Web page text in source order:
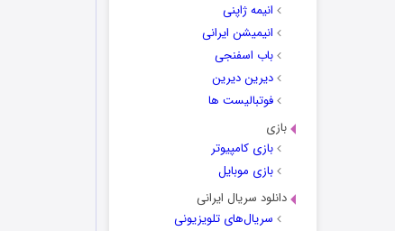
انیمه ژاپنی
انیمیشن ایرانی
باب اسفنجی
دیرین دیرین
فوتبالیست ها
بازی
بازی کامپیوتر
بازی موبایل
دانلود سریال ایرانی
سریال‌های تلویزیونی